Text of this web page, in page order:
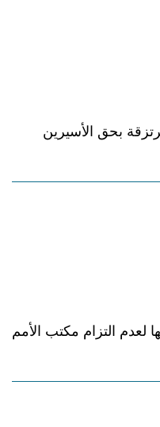
بحق الأسيرين
لعدم التزام مكتب الأمم